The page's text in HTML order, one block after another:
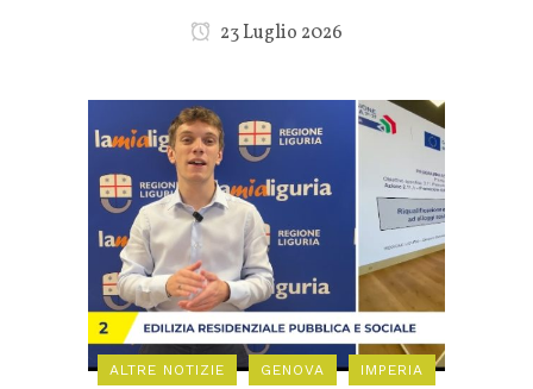
23 Luglio 2026
ALTRE NOTIZIE GENOVA IMPERIA